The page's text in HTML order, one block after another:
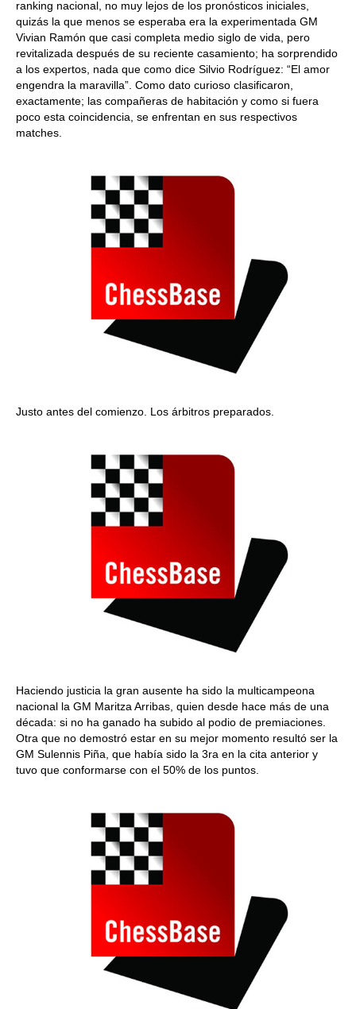
ranking nacional, no muy lejos de los pronósticos iniciales,
quizás la que menos se esperaba era la experimentada GM
Vivian Ramón que casi completa medio siglo de vida, pero
revitalizada después de su reciente casamiento; ha sorprendido
a los expertos, nada que como dice Silvio Rodríguez: “El amor
engendra la maravilla”. Como dato curioso clasificaron,
exactamente; las compañeras de habitación y como si fuera
poco esta coincidencia, se enfrentan en sus respectivos
matches.
Justo antes del comienzo. Los árbitros preparados.
Haciendo justicia la gran ausente ha sido la multicampeona
nacional la GM Maritza Arribas, quien desde hace más de una
década: si no ha ganado ha subido al podio de premiaciones.
Otra que no demostró estar en su mejor momento resultó ser la
GM Sulennis Piña, que había sido la 3ra en la cita anterior y
tuvo que conformarse con el 50% de los puntos.